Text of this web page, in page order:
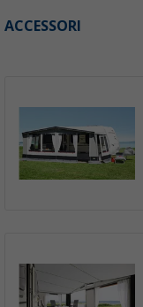
ACCESSORI